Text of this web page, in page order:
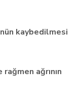
kaybedilmesi
ağrının